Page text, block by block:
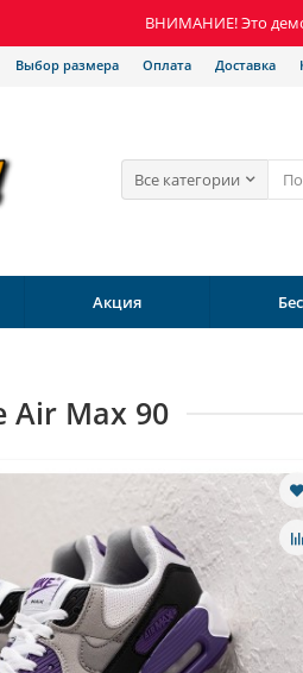
ВНИМАНИЕ! Это
Выбор размера Оплата Доставка
Все категории
Акция
Air Max 90